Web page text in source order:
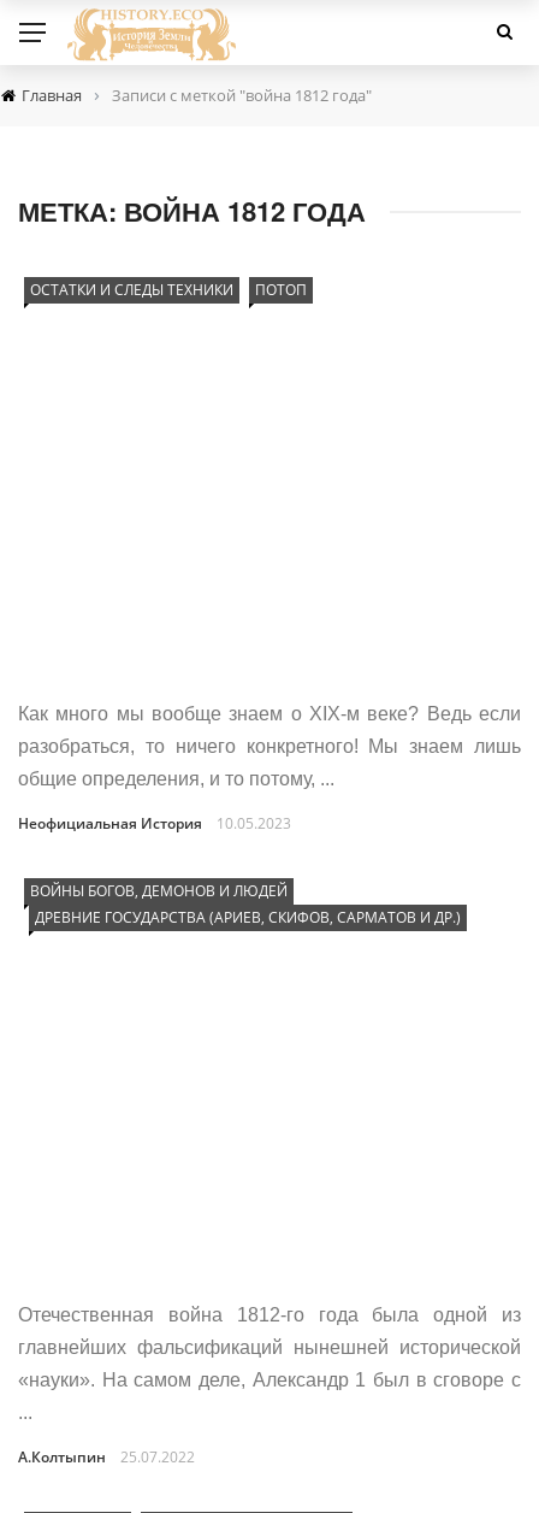
Главная › Записи с меткой "война 1812 года"
МЕТКА: ВОЙНА 1812 ГОДА
ОСТАТКИ И СЛЕДЫ ТЕХНИКИ ПОТОП
Как много мы вообще знаем о XIX-м веке? Ведь если
разобраться, то ничего конкретного! Мы знаем лишь
общие определения, и то потому, ...
Неофициальная История 10.05.2023
ВОЙНЫ БОГОВ, ДЕМОНОВ И ЛЮДЕЙ
ДРЕВНИЕ ГОСУДАРСТВА (АРИЕВ, СКИФОВ, САРМАТОВ И ДР.)
Отечественная война 1812-го года была одной из
главнейших фальсификаций нынешней исторической
«науки». На самом деле, Александр 1 был в сговоре с
...
А.Колтыпин 25.07.2022